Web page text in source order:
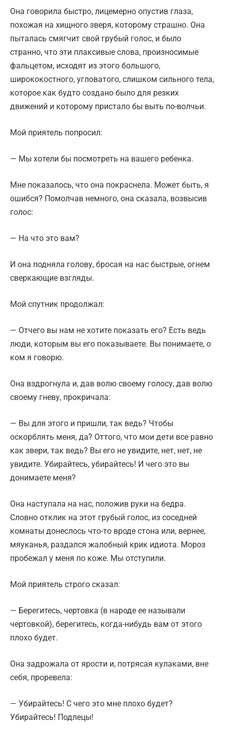
Она говорила быстро, лицемерно опустив глаза,
похожая на хищного зверя, которому страшно. Она
пыталась смягчит свой грубый голос, и было
странно, что эти плаксивые слова, произносимые
фальцетом, исходят из этого большого,
ширококостного, угловатого, слишком сильного тела,
которое как будто создано было для резких
движений и которому пристало бы выть по-волчьи.
Мой приятель попросил:
— Мы хотели бы посмотреть на вашего ребенка.
Мне показалось, что она покраснела. Может быть, я
ошибся? Помолчав немного, она сказала, возвысив
голос:
— На что это вам?
И она подняла голову, бросая на нас быстрые, огнем
сверкающие взгляды.
Мой спутник продолжал:
— Отчего вы нам не хотите показать его? Есть ведь
люди, которым вы его показываете. Вы понимаете, о
ком я говорю.
Она вздрогнула и, дав волю своему голосу, дав волю
своему гневу, прокричала:
— Вы для этого и пришли, так ведь? Чтобы
оскорблять меня, да? Оттого, что мои дети все равно
как звери, так ведь? Вы его не увидите, нет, нет, не
увидите. Убирайтесь, убирайтесь! И чего это вы
донимаете меня?
Она наступала на нас, положив руки на бедра.
Словно отклик на этот грубый голос, из соседней
комнаты донеслось что-то вроде стона или, вернее,
мяуканья, раздался жалобный крик идиота. Мороз
пробежал у меня по коже. Мы отступили.
Мой приятель строго сказал:
— Берегитесь, чертовка (в народе ее называли
чертовкой), берегитесь, когда-нибудь вам от этого
плохо будет.
Она задрожала от ярости и, потрясая кулаками, вне
себя, проревела:
— Убирайтесь! С чего это мне плохо будет?
Убирайтесь! Подлецы!